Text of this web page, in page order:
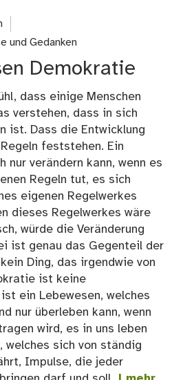
und Gedanken
Demokratie
dass einige Menschen
verstehen, dass in sich
ist. Dass die Entwicklung
feststehen. Ein
nur verändern kann, wenn es
Regeln tut, es sich
eigenen Regelwerkes
dieses Regelwerkes wäre
würde die Veränderung
ist genau das Gegenteil der
Ding, das irgendwie von
ist keine
ein Lebewesen, welches
nur überleben kann, wenn
wird, es in uns leben
welches sich von ständig
Impulse, die jeder